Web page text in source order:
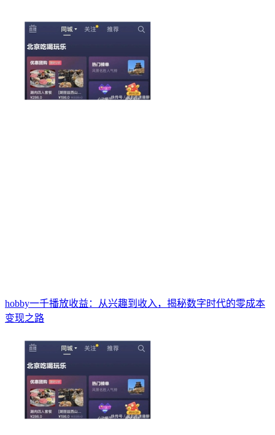
hobby一千播放收益：从兴趣到收入，揭秘数字时代的零成本
变现之路